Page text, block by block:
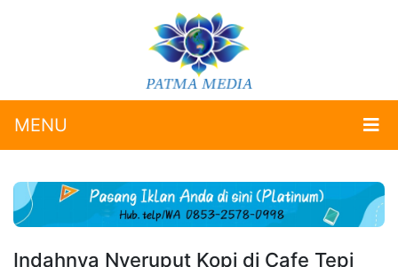
MENU
Indahnya Nyeruput Kopi di Cafe Tepi